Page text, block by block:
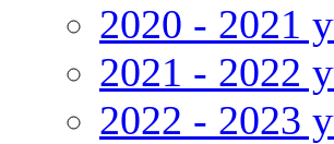
2020 - 2021
2021 - 2022
2022 - 2023